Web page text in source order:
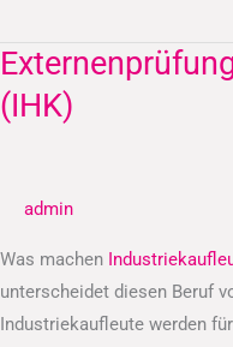
(IHK)
admin
Was machen
unterscheidet diesen Beruf
Industriekaufleute werden
Externenprüfung
–
Industriekaufleute